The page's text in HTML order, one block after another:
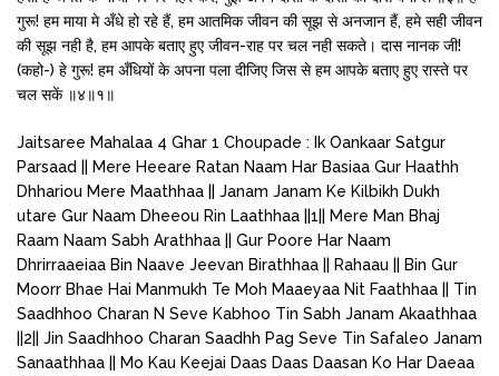
गुरू! हम माया मे अँधे हो रहे हैं, हम आतमिक जीवन की सूझ से अनजान हैं, हमे सही जीवन
की सूझ नही है, हम आपके बताए हुए जीवन-राह पर चल नही सकते। दास नानक जी!
(कहो-) हे गुरू! हम अँधियों के अपना पला दीजिए जिस से हम आपके बताए हुए रास्ते पर
चल सकें ॥४॥१॥
Jaitsaree Mahalaa 4 Ghar 1 Choupade : Ik Oankaar Satgur
Parsaad || Mere Heeare Ratan Naam Har Basiaa Gur Haathh
Dhhariou Mere Maathhaa || Janam Janam Ke Kilbikh Dukh
utare Gur Naam Dheeou Rin Laathhaa ||1|| Mere Man Bhaj
Raam Naam Sabh Arathhaa || Gur Poore Har Naam
Dhrirraaeiaa Bin Naave Jeevan Birathhaa || Rahaau || Bin Gur
Moorr Bhae Hai Manmukh Te Moh Maaeyaa Nit Faathhaa || Tin
Saadhhoo Charan N Seve Kabhoo Tin Sabh Janam Akaathhaa
||2|| Jin Saadhhoo Charan Saadhh Pag Seve Tin Safaleo Janam
Sanaathhaa || Mo Kau Keejai Daas Daas Daasan Ko Har Daeaa